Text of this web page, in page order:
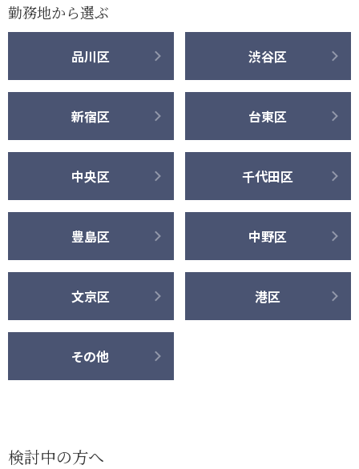
勤務地から選ぶ
品川区 渋谷区
新宿区 台東区
中央区 千代田区
豊島区 中野区
文京区 港区
その他
検討中の方へ